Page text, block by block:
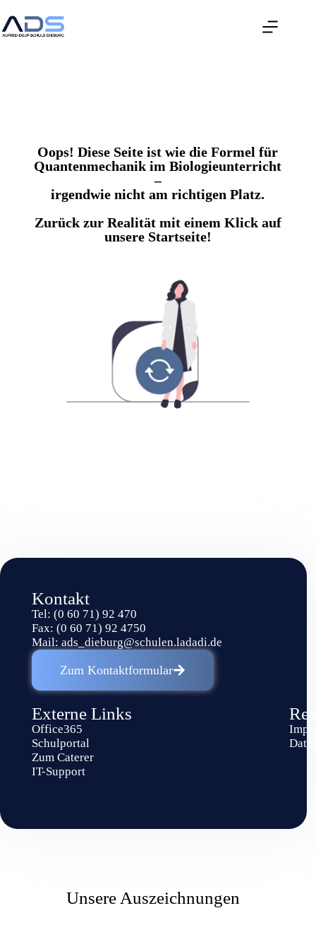
Oops! Diese Seite ist wie die Formel für
Quantenmechanik im Biologieunterricht
–
irgendwie nicht am richtigen Platz.
Zurück zur Realität mit einem Klick auf
unsere Startseite!
Kontakt
Tel: (0 60 71) 92 470
Fax: (0 60 71) 92 4750
Mail: ads_dieburg@schulen.ladadi.de
Zum Kontaktformular
Externe Links
Office365
Schulportal
Zum Caterer
IT-Support
Unsere Auszeichnungen